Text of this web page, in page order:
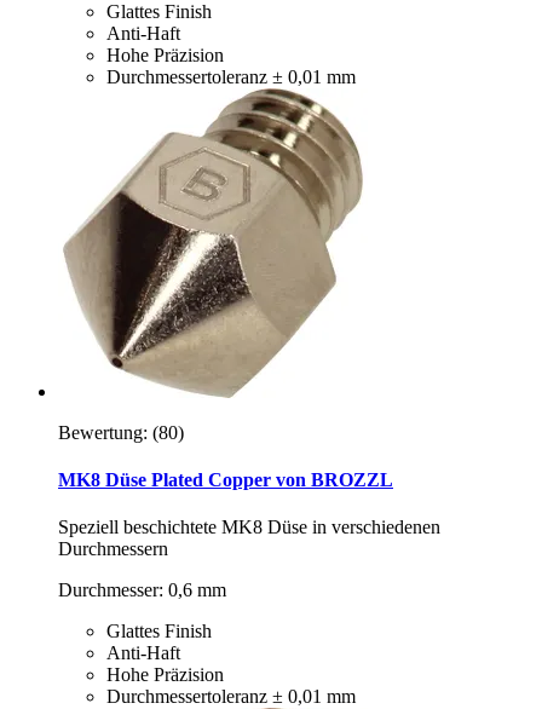
Glattes Finish
Anti-Haft
Hohe Präzision
Durchmessertoleranz ± 0,01 mm
Bewertung: (80)
MK8 Düse Plated Copper von BROZZL
Speziell beschichtete MK8 Düse in verschiedenen
Durchmessern
Durchmesser: 0,6 mm
Glattes Finish
Anti-Haft
Hohe Präzision
Durchmessertoleranz ± 0,01 mm